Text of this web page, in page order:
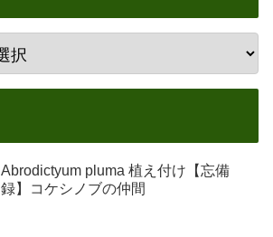
Abrodictyum pluma 植え付け【忘備
録】コケシノブの仲間